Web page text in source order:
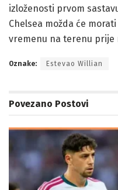
izloženosti prvom
Chelsea možda će
vremenu na terenu prije
Oznake: Estevao Willian
Povezano Postovi